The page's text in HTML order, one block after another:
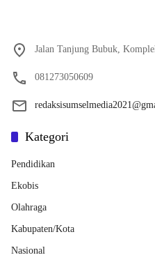
Jalan Tanjung Bubuk,
081273050609
Kategori
Pendidikan
Ekobis
Olahraga
Kabupaten/Kota
Nasional